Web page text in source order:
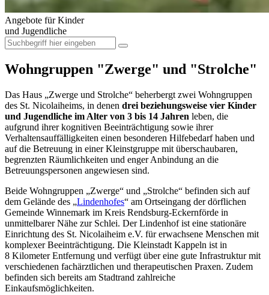
Angebote für Kinder
und Jugendliche
Wohngruppen "Zwerge" und "Strolche"
Das Haus „Zwerge und Strolche“ beherbergt zwei Wohngruppen
des St. Nicolaiheims, in denen drei beziehungsweise vier Kinder
und Jugendliche im Alter von 3 bis 14 Jahren leben, die
aufgrund ihrer kognitiven Beeinträchtigung sowie ihrer
Verhaltensauffälligkeiten einen besonderen Hilfebedarf haben und
auf die Betreuung in einer Kleinstgruppe mit überschaubaren,
begrenzten Räumlichkeiten und enger Anbindung an die
Betreuungspersonen angewiesen sind.
Beide Wohngruppen „Zwerge“ und „Strolche“ befinden sich auf
dem Gelände des „Lindenhofes“ am Ortseingang der dörflichen
Gemeinde Winnemark im Kreis Rendsburg-Eckernförde in
unmittelbarer Nähe zur Schlei. Der Lindenhof ist eine stationäre
Einrichtung des St. Nicolaiheim e.V. für erwachsene Menschen mit
komplexer Beeinträchtigung. Die Kleinstadt Kappeln ist in
8 Kilometer Entfernung und verfügt über eine gute Infrastruktur mit
verschiedenen fachärztlichen und therapeutischen Praxen. Zudem
befinden sich bereits am Stadtrand zahlreiche
Einkaufsmöglichkeiten.